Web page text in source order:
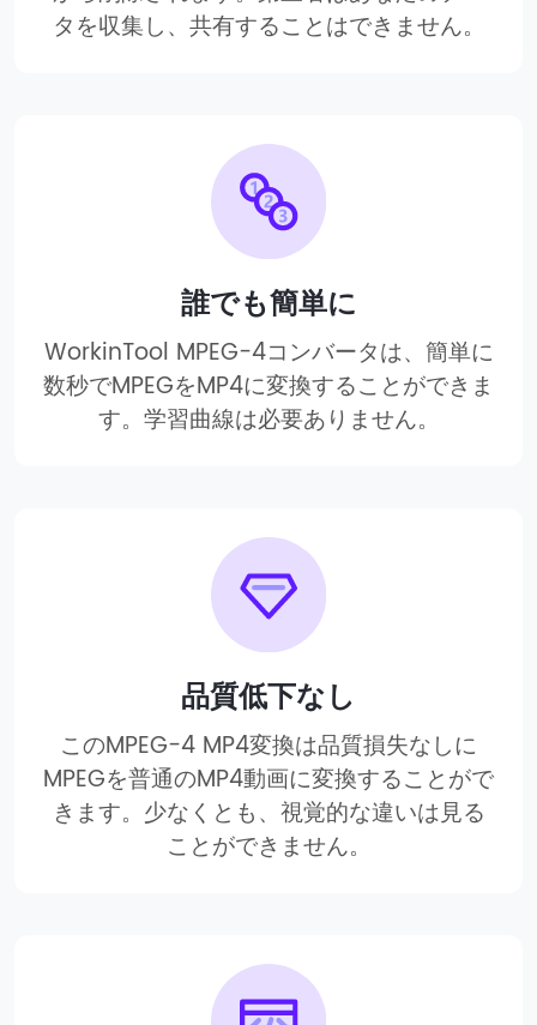
タを収集し、共有することはできません。
誰でも簡単に
WorkinTool MPEG-4コンバータは、簡単に
数秒でMPEGをMP4に変換することができま
す。学習曲線は必要ありません。
品質低下なし
このMPEG-4 MP4変換は品質損失なしに
MPEGを普通のMP4動画に変換することがで
きます。少なくとも、視覚的な違いは見る
ことができません。